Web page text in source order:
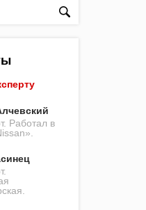
Работал в